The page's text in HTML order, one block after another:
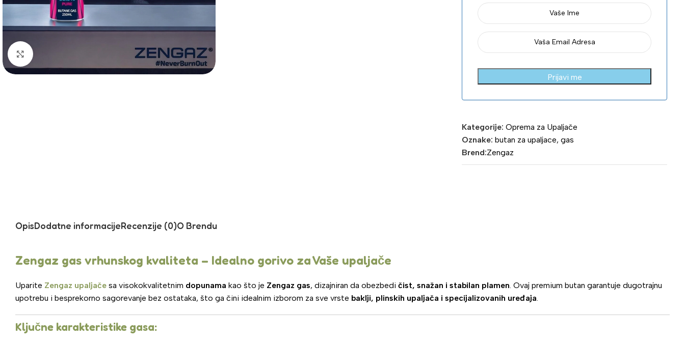
Prijavi me
Kategorije: Oprema za Upaljače
Oznake: butan za upaljace, gas
Brend:Zengaz
OpisDodatne informacijeRecenzije (0)O Brendu
Zengaz gas vrhunskog kvaliteta – Idealno gorivo za Vaše upaljače
Uparite Zengaz upaljače sa visokokvalitetnim dopunama kao što je Zengaz gas, dizajniran da obezbedi čist, snažan i stabilan plamen . Ovaj premium butan garantuje dugotrajnu
upotrebu i besprekorno sagorevanje bez ostataka, što ga čini idealnim izborom za sve vrste baklji, plinskih upaljača i specijalizovanih uređaja
Ključne karakteristike gasa: